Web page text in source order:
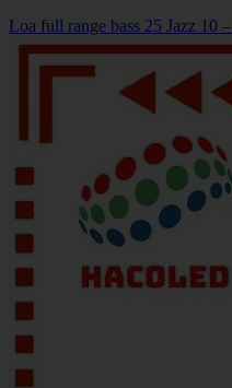
Loa full range bass 25 Jazz 10